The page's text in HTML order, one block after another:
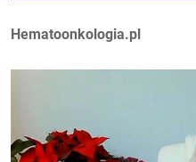
Autorzy:
Hematoonkologia.pl